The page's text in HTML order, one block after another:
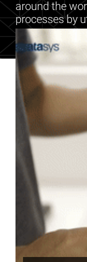
around the
processes by